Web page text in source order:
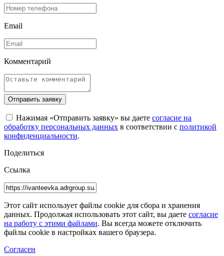
Email
Комментарий
Отправить заявку
Нажимая «Отправить заявку» вы даете согласие на
обработку персональных данных в соответствии с политикой
конфиденциальности.
Поделиться
Ссылка
Этот сайт использует файлы cookie для сбора и хранения
данных. Продолжая использовать этот сайт, вы даете согласие
на работу с этими файлами. Вы всегда можете отключить
файлы cookie в настройках вашего браузера.
Согласен